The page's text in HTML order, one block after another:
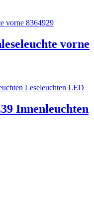
vorne
Innenleuchten